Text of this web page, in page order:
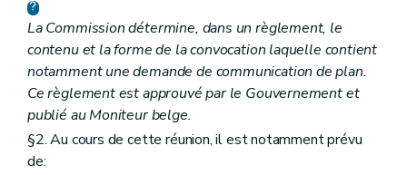
La Commission détermine, dans un règlement, le
contenu et la forme de la convocation laquelle contient
notamment une demande de communication de plan.
Ce règlement est approuvé par le Gouvernement et
publié auMoniteur belge.
§2. Au cours de cette réunion, il est notamment prévu
de: